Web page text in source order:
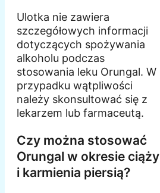
Ulotka nie zawiera
szczegółowych informacji
dotyczących spożywania
alkoholu podczas
stosowania leku Orungal. W
przypadku wątpliwości
należy skonsultować się z
lekarzem lub farmaceutą.
Czy można stosować
Orungal w okresie ciąży
i karmienia piersią?